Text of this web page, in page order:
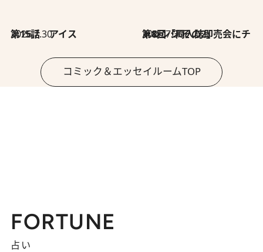
2026.7.30
第15話 アイス 2026.7.30
第8回「同人誌即売会にチャレンジ その2」
コミック＆エッセイルームTOP
FORTUNE
占い